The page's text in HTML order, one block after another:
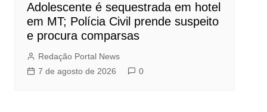
Adolescente é sequestrada em hotel
em MT; Polícia Civil prende suspeito
e procura comparsas
Redação Portal News
7 de agosto de 2026
0